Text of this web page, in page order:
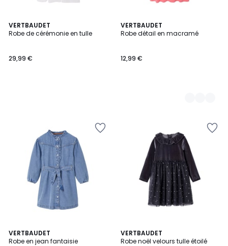
VERTBAUDET
Robe de cérémonie en tulle
29,99 €
VERTBAUDET
Robe détail en macramé
12,99 €
2
Couleurs
VERTBAUDET
Robe en jean fantaisie
VERTBAUDET
Robe noël velours tulle étoilé